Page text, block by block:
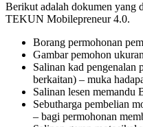
Berikut adalah dokumen yang
TEKUN Mobilepreneur 4.0.
Borang permohonan
Gambar pemohon
Salinan kad pengenalan
berkaitan) – muka
Salinan lesen memandu
Sebutharga pembelian
– bagi permohonan